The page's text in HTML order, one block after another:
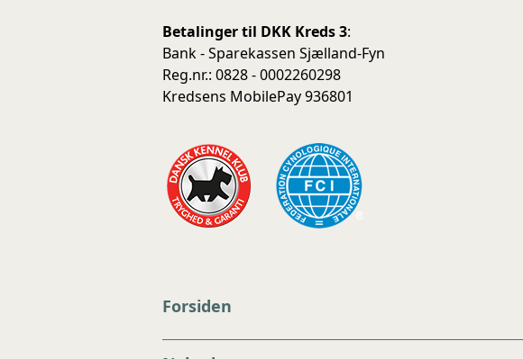
Betalinger til DKK Kreds 3:
Bank - Sparekassen Sjælland-Fyn
Reg.nr.: 0828 - 0002260298
Kredsens MobilePay 936801
Forsiden